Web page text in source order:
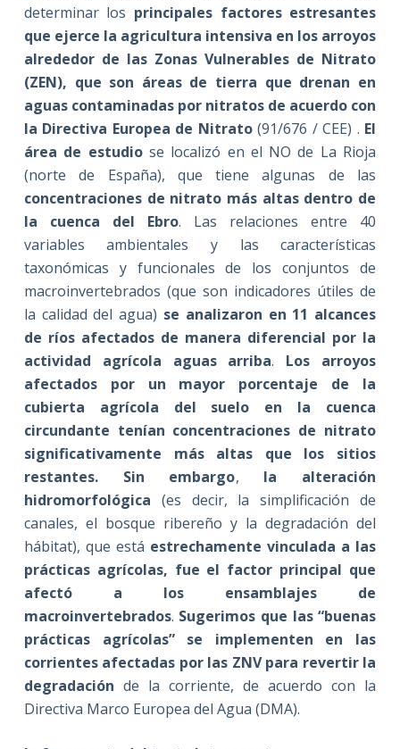
determinar los principales factores estresantes
que ejerce la agricultura intensiva en los arroyos
alrededor de las Zonas Vulnerables de Nitrato
(ZEN), que son áreas de tierra que drenan en
aguas contaminadas por nitratos de acuerdo con
la Directiva Europea de Nitrato(91/676 / CEE) . El
área de estudiose localizó en el NO de La Rioja
(norte de España), que tiene algunas de las
concentraciones de nitrato más altas dentro de
la cuenca del Ebro. Las relaciones entre 40
variables ambientales y las características
taxonómicas y funcionales de los conjuntos de
macroinvertebrados (que son indicadores útiles de
la calidad del agua) se analizaron en 11 alcances
de ríos afectados de manera diferencial por la
actividad agrícola aguas arriba. Los arroyos
afectados por un mayor porcentaje de la
cubierta agrícola del suelo en la cuenca
circundante tenían concentraciones de nitrato
significativamente más altas que los sitios
restantes. Sin embargo, la alteración
hidromorfológica (es decir, la simplificación de
canales, el bosque ribereño y la degradación del
hábitat), que está estrechamente vinculada a las
prácticas agrícolas, fue el factor principal que
afectó a los ensamblajes de
macroinvertebrados. Sugerimos que las “buenas
prácticas agrícolas” se implementen en las
corrientes afectadas por las ZNV para revertir la
degradación de la corriente, de acuerdo con la
Directiva Marco Europea del Agua (DMA).